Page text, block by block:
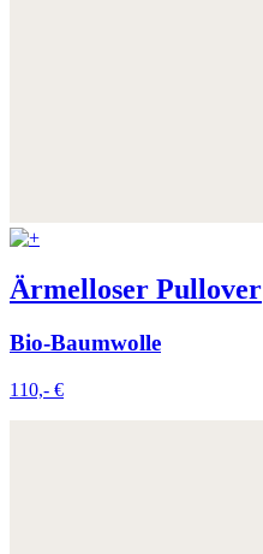
Ärmelloser Pullover
Bio-Baumwolle
110,- €